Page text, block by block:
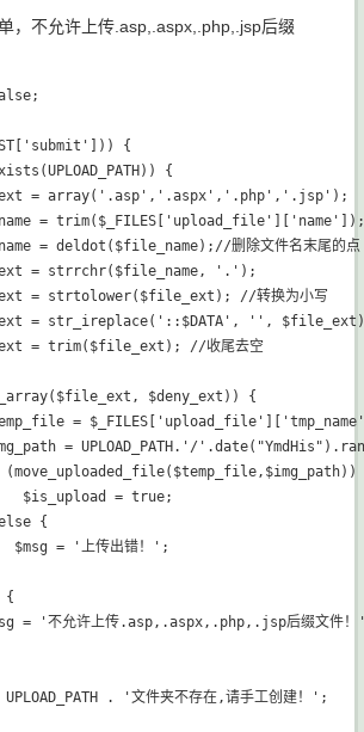
，不允许上传.asp,.aspx,.php,.jsp后缀
{
{
= array('.asp','.aspx','.php','.jsp');
= trim($_FILES['upload_file']['name']);
= deldot($file_name);//删除文件名末尾的点
= strrchr($file_name, '.');
= strtolower($file_ext); //转换为小写
= str_ireplace('::$DATA', '',
= trim($file_ext); //收尾去空
$deny_ext)) {
=
= UPLOAD_PATH.'/
(move_uploaded_file($temp_file,$img_path))
$is_upload = true;
{
$msg = '上传出错！';
{
= '不允许上传.asp,.aspx,.php,.jsp后缀文件！
. '文件夹不存在,请手工创建！';